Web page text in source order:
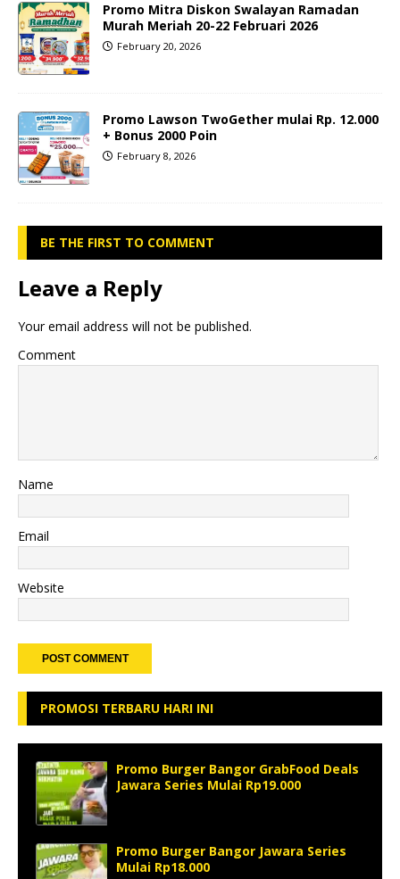
Promo Mitra Diskon Swalayan Ramadan
Murah Meriah 20-22 Februari 2026
February 20, 2026
Promo Lawson TwoGether mulai Rp. 12.000
+ Bonus 2000 Poin
February 8, 2026
BE THE FIRST TO COMMENT
Leave a Reply
Your email address will not be published.
Comment
Name
Email
Website
PROMOSI TERBARU HARI INI
Promo Burger Bangor GrabFood Deals
Jawara Series Mulai Rp19.000
Promo Burger Bangor Jawara Series
Mulai Rp18.000